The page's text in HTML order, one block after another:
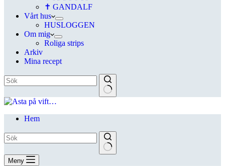
✝ GANDALF
Vårt hus
HUSLOGGEN
Om mig
Roliga strips
Arkiv
Mina recept
Hem
Meny